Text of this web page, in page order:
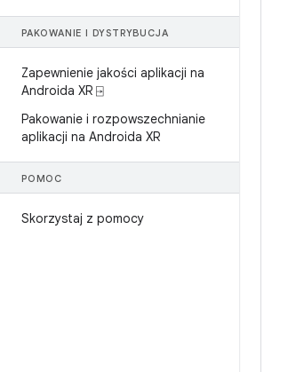
PAKOWANIE I DYSTRYBUCJA
Zapewnienie jakości aplikacji na
Androida XR ⍈
Pakowanie i rozpowszechnianie
aplikacji na Androida XR
POMOC
Skorzystaj z pomocy